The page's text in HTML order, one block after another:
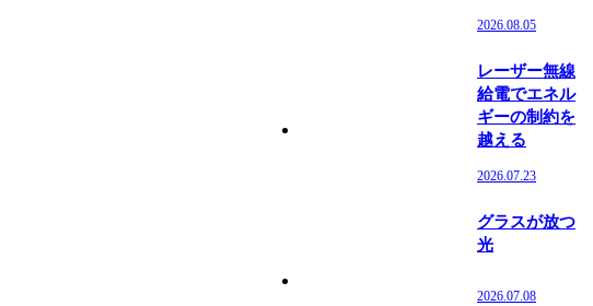
2026.08.05
レーザー無線
給電でエネル
ギーの制約を
越える
2026.07.23
グラスが放つ
光
2026.07.08